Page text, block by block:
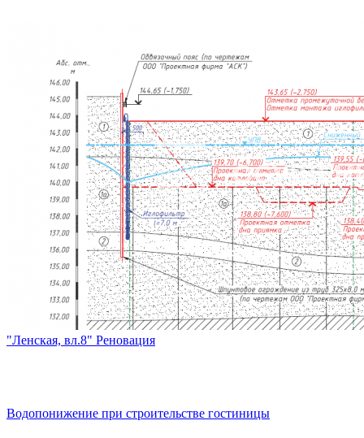
"Ленская, вл.8" Реновация
Водопонижение при строительстве гостиницы